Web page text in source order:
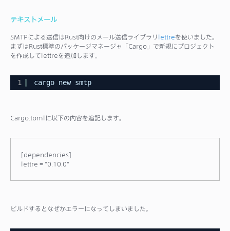
テキストメール
SMTPによる送信はRust向けのメール送信ライブラリlettreを使いました。
まずはRust標準のパッケージマネージャ「Cargo」で新規にプロジェクト
を作成してlettreを追加します。
1 cargo new smtp
Cargo.tomlに以下の内容を追記します。
[dependencies]
lettre = "0.10.0"
ビルドするとなぜかエラーになってしまいました。